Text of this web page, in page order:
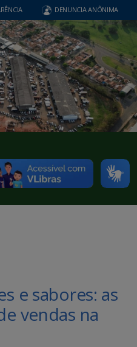
DENUNCIA ANÔNIMA
e sabores: as
vendas na